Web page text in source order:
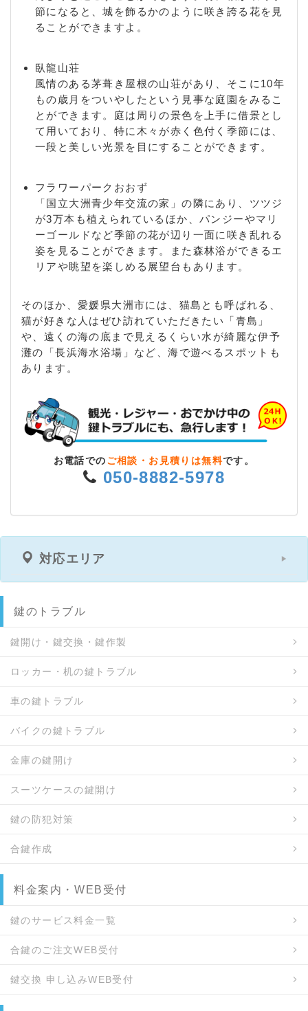
節になると、城を飾るかのように咲き誇る花を見
ることができますよ。
臥龍山荘
風情のある茅葺き屋根の山荘があり、そこに10年
もの歳月をついやしたという見事な庭園をみるこ
とができます。庭は周りの景色を上手に借景とし
て用いており、特に木々が赤く色付く季節には、
一段と美しい光景を目にすることができます。
フラワーパークおおず
「国立大洲青少年交流の家」の隣にあり、ツツジ
が3万本も植えられているほか、パンジーやマリ
ーゴールドなど季節の花が辺り一面に咲き乱れる
姿を見ることができます。また森林浴ができるエ
リアや眺望を楽しめる展望台もあります。
そのほか、愛媛県大洲市には、猫島とも呼ばれる、
猫が好きな人はぜひ訪れていただきたい「青島」
や、遠くの海の底まで見えるくらい水が綺麗な伊予
灘の「長浜海水浴場」など、海で遊べるスポットも
あります。
お電話での ご相談・お見積りは無料です。
050-8882-5978
対応エリア
鍵のトラブル
鍵開け・鍵交換・鍵作製
ロッカー・机の鍵トラブル
車の鍵トラブル
バイクの鍵トラブル
金庫の鍵開け
スーツケースの鍵開け
鍵の防犯対策
合鍵作成
料金案内・WEB受付
鍵のサービス料金一覧
合鍵のご注文WEB受付
鍵交換 申し込みWEB受付